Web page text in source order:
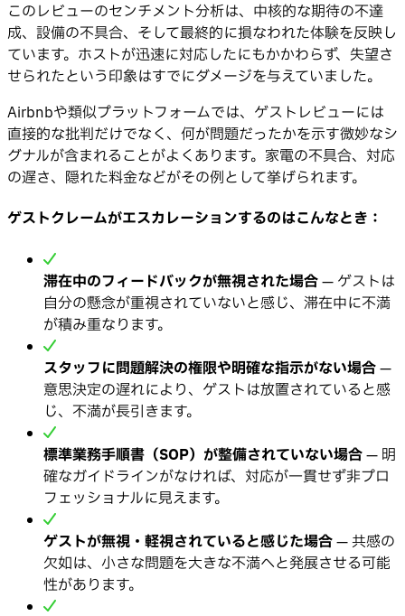
このレビューのセンチメント分析は、中核的な期待の不達
成、設備の不具合、そして最終的に損なわれた体験を反映し
ています。ホストが迅速に対応したにもかかわらず、失望さ
せられたという印象はすでにダメージを与えていました。
Airbnbや類似プラットフォームでは、ゲストレビューには
直接的な批判だけでなく、何が問題だったかを示す微妙なシ
グナルが含まれることがよくあります。家電の不具合、対応
の遅さ、隠れた料金などがその例として挙げられます。
ゲストクレームがエスカレーションするのはこんなとき：
滞在中のフィードバックが無視された場合— ゲストは
自分の懸念が重視されていないと感じ、滞在中に不満
が積み重なります。
スタッフに問題解決の権限や明確な指示がない場合—
意思決定の遅れにより、ゲストは放置されていると感
じ、不満が長引きます。
標準業務手順書（SOP）が整備されていない場合— 明
確なガイドラインがなければ、対応が一貫せず非プロ
フェッショナルに見えます。
ゲストが無視・軽視されていると感じた場合— 共感の
欠如は、小さな問題を大きな不満へと発展させる可能
性があります。